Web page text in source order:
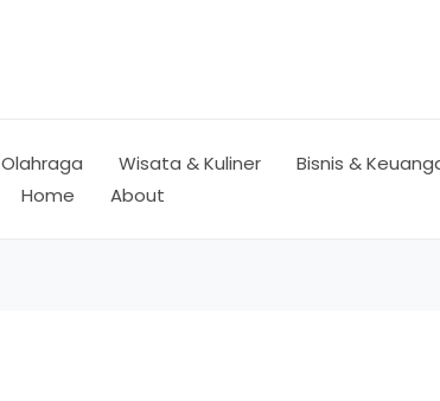
Olahraga Wisata & Kuliner Bisnis &
Home About